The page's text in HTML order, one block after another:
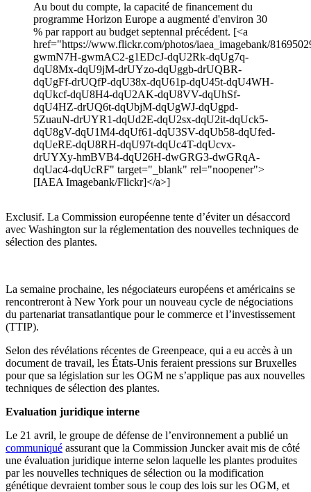
Au bout du compte, la capacité de financement du
programme Horizon Europe a augmenté d'environ 30
% par rapport au budget septennal précédent. [<a
href="https://www.flickr.com/photos/iaea_imagebank/
gwmN7H-gwmAC2-g1EDcJ-dqU2Rk-dqUg7q-
dqU8Mx-dqU9jM-drUYzo-dqUggb-drUQBR-
dqUgFf-drUQfP-dqU38x-dqU61p-dqU45t-dqU4WH-
dqUkcf-dqU8H4-dqU2AK-dqU8VV-dqUhSf-
dqU4HZ-drUQ6t-dqUbjM-dqUgWJ-dqUgpd-
5ZuauN-drUYR1-dqUd2E-dqU2sx-dqU2it-dqUck5-
dqU8gV-dqU1M4-dqUf61-dqU3SV-dqUb58-dqUfed-
dqUeRE-dqU8RH-dqU97t-dqUc4T-dqUcvx-
drUYXy-hmBVB4-dqU26H-dwGRG3-dwGRqA-
dqUac4-dqUcRF" target="_blank" rel="noopener">
[IAEA Imagebank/Flickr]</a>]
Exclusif. La Commission européenne tente d’éviter un désaccord
avec Washington sur la réglementation des nouvelles techniques de
sélection des plantes.
La semaine prochaine, les négociateurs européens et américains se
rencontreront à New York pour un nouveau cycle de négociations
du partenariat transatlantique pour le commerce et l’investissement
(TTIP).
Selon des révélations récentes de Greenpeace, qui a eu accès à un
document de travail, les États-Unis feraient pressions sur Bruxelles
pour que sa législation sur les OGM ne s’applique pas aux nouvelles
techniques de sélection des plantes.
Evaluation juridique interne
Le 21 avril, le groupe de défense de l’environnement a publié un
communiqué assurant que la Commission Juncker avait mis de côté
une évaluation juridique interne selon laquelle les plantes produites
par les nouvelles techniques de sélection ou la modification
génétique devraient tomber sous le coup des lois sur les OGM, et